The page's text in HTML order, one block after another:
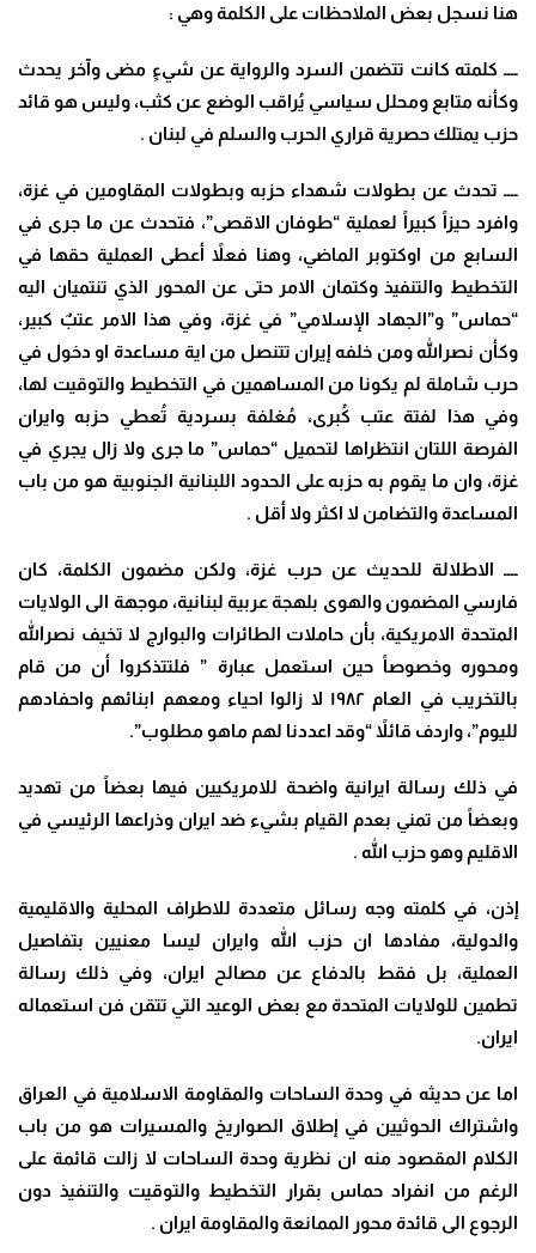
هنا نسجل بعض الملاحظات على الكلمة وهي :
ــــ كلمته كانت تتضمن السرد والرواية عن شيءٍ مضى وآخر يحدث
وكأنه متابع ومحلل سياسي يُراقب الوضع عن كثب، وليس هو قائد
حزب يمتلك حصرية قراري الحرب والسلم في لبنان .
ــــ تحدث عن بطولات شهداء حزبه وبطولات المقاومين في غزة،
وافرد حيزاً كبيراً لعملية “طوفان الاقصى”، فتحدث عن ما جرى في
السابع من اوكتوبر الماضي، وهنا فعلاً أعطى العملية حقها في
التخطيط والتنفيذ وكتمان الامر حتى عن المحور الذي تنتميان اليه
“حماس” و”الجهاد الإسلامي” في غزة، وفي هذا الامر عتبٌ كبير،
وكأن نصرالله ومن خلفه إيران تتنصل من اية مساعدة او دخول في
حرب شاملة لم يكونا من المساهمين في التخطيط والتوقيت لها،
وفي هذا لفتة عتب كُبرى، مُغلفة بسردية تُعطي حزبه وايران
الفرصة اللتان انتظراها لتحميل “حماس” ما جرى ولا زال يجري في
غزة، وان ما يقوم به حزبه على الحدود اللبنانية الجنوبية هو من باب
المساعدة والتضامن لا اكثر ولا أقل .
ــــ الاطلالة للحديث عن حرب غزة، ولكن مضمون الكلمة، كان
فارسي المضمون والهوى بلهجة عربية لبنانية، موجهة الى الولايات
المتحدة الامريكية، بأن حاملات الطائرات والبوارج لا تخيف نصرالله
ومحوره وخصوصاً حين استعمل عبارة ” فلتتذكروا أن من قام
بالتخريب في العام ١٩٨٢ لا زالوا احياء ومعهم ابنائهم واحفادهم
لليوم”، واردف قائلاً “وقد اعددنا لهم ماهو مطلوب”.
في ذلك رسالة ايرانية واضحة للامريكيين فيها بعضاً من تهديد
وبعضاً من تمني بعدم القيام بشيء ضد ايران وذراعها الرئيسي في
الاقليم وهو حزب الله .
إذن، في كلمته وجه رسائل متعددة للاطراف المحلية والاقليمية
والدولية، مفادها ان حزب الله وايران ليسا معنيين بتفاصيل
العملية، بل فقط بالدفاع عن مصالح ايران، وفي ذلك رسالة
تطمين للولايات المتحدة مع بعض الوعيد التي تتقن فن استعماله
ايران.
اما عن حديثه في وحدة الساحات والمقاومة الاسلامية في العراق
واشتراك الحوثيين في إطلاق الصواريخ والمسيرات هو من باب
الكلام المقصود منه ان نظرية وحدة الساحات لا زالت قائمة على
الرغم من انفراد حماس بقرار التخطيط والتوقيت والتنفيذ دون
الرجوع الى قائدة محور الممانعة والمقاومة ايران .